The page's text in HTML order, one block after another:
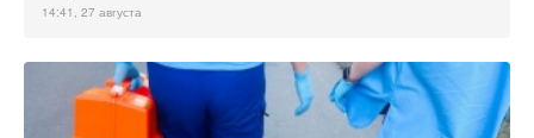
14:41, 27 августа